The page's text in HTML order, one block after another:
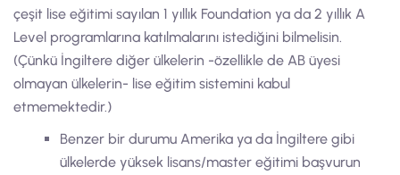
çeşit lise eğitimi sayılan 1 yıllık Foundation ya da 2 yıllık A
Level programlarına katılmalarını istediğini bilmelisin.
(Çünkü İngiltere diğer ülkelerin -özellikle de AB üyesi
olmayan ülkelerin- lise eğitim sistemini kabul
etmemektedir.)
Benzer bir durumu Amerika ya da İngiltere gibi
ülkelerde yüksek lisans/master eğitimi başvurun